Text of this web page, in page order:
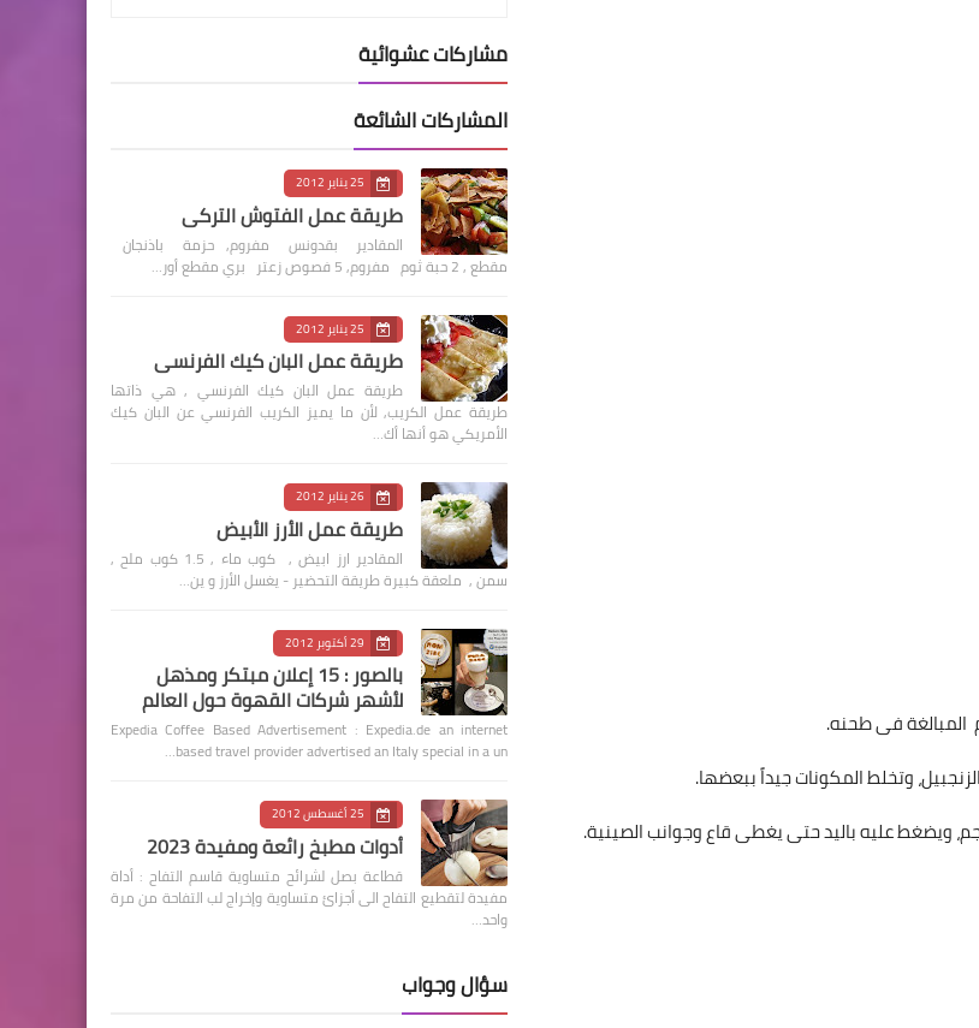
مشاركات عشوائية
المشاركات الشائعة
25 يناير 2012
طريقة عمل الفتوش التركي
المقادير بقدونس مفروم, حزمة باذنجان
مقطع , 2 حبة ثوم مفروم, 5 فصوص زعتر بري مقطع أور…
25 يناير 2012
طريقة عمل البان كيك الفرنسي
طريقة عمل البان كيك الفرنسي , هي ذاتها
طريقة عمل الكريب, لأن ما يميز الكريب الفرنسي عن البان كيك
الأمريكي هو أنها أك…
26 يناير 2012
طريقة عمل الأرز الأبيض
المقادير ارز ابيض , كوب ماء , 1.5 كوب ملح ,
سمن , ملعقة كبيرة طريقة التحضير - يغسل الأرز و ين…
29 أكتوبر 2012
بالصور : 15 إعلان مبتكر ومذهل
لأشهر شركات القهوة حول العالم
Expedia Coffee Based Advertisement : Expedia.de an internet
based travel provider advertised an Italy special in a un…
25 أغسطس 2012
أدوات مطبخ رائعة ومفيدة 2023
قطاعة بصل لشرائح متساوية قاسم التفاح : أداة
مفيدة لتقطيع التفاح الى أجزائ متساوية وإخراج لب التفاحة من مرة
واحد…
سؤال وجواب